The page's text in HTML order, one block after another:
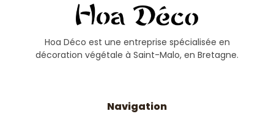
Hoa Déco est une entreprise spécialisée en
décoration végétale à Saint-Malo, en Bretagne.
Navigation